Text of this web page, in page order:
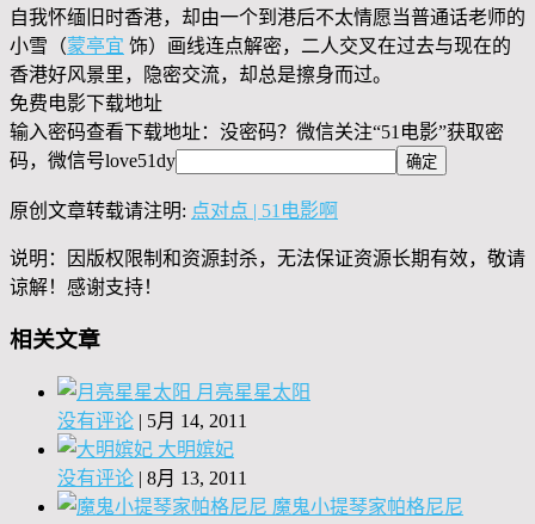
自我怀缅旧时香港，却由一个到港后不太情愿当普通话老师的
小雪（蒙亭宜 饰）画线连点解密，二人交叉在过去与现在的
香港好风景里，隐密交流，却总是擦身而过。
免费电影下载地址
输入密码查看下载地址：没密码？微信关注“51电影”获取密
码，微信号love51dy
原创文章转载请注明: 点对点 | 51电影啊
说明：因版权限制和资源封杀，无法保证资源长期有效，敬请
谅解！感谢支持！
相关文章
月亮星星太阳
没有评论 | 5月 14, 2011
大明嫔妃
没有评论 | 8月 13, 2011
魔鬼小提琴家帕格尼尼